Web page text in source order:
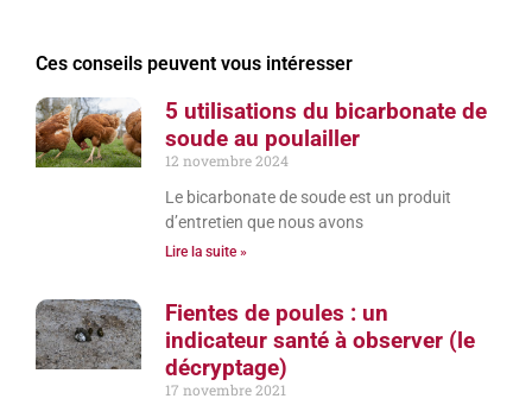
Ces conseils peuvent vous intéresser
5 utilisations du bicarbonate de
soude au poulailler
12 novembre 2024
Le bicarbonate de soude est un produit
d’entretien que nous avons
Lire la suite »
Fientes de poules : un
indicateur santé à observer (le
décryptage)
17 novembre 2021